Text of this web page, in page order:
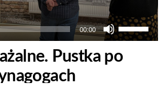
00:00
Używaj
strzałek
do
Pustka po